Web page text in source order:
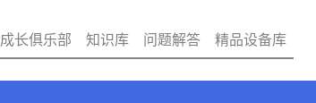
成长俱乐部 知识库 问题解答 精品设备库